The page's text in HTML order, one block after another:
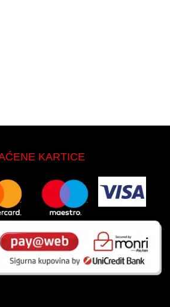
KARTICE